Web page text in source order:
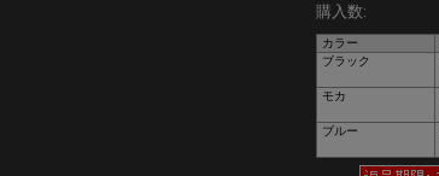
購入数:
カラー
ブラック
モカ
ブルー